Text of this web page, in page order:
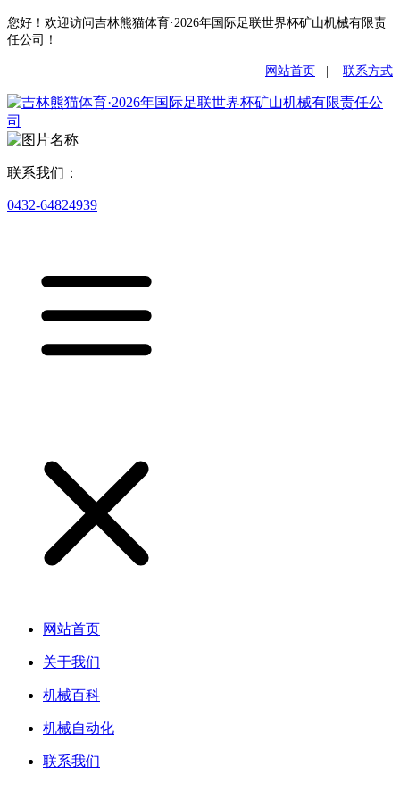
您好！欢迎访问吉林熊猫体育·2026年国际足联世界杯矿山机械有限责
任公司！
网站首页 联系方式
联系我们：
0432-64824939
网站首页
关于我们
机械百科
机械自动化
联系我们